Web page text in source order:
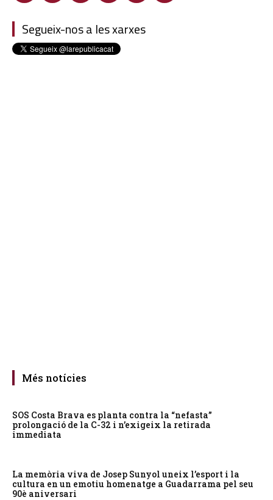
Segueix-nos a les xarxes
Més notícies
SOS Costa Brava es planta contra la “nefasta”
prolongació de la C-32 i n’exigeix la retirada
immediata
La memòria viva de Josep Sunyol uneix l’esport i la
cultura en un emotiu homenatge a Guadarrama pel seu
90è aniversari